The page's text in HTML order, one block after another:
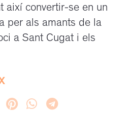
així convertir-se en un
per als amants de la
a Sant Cugat i els